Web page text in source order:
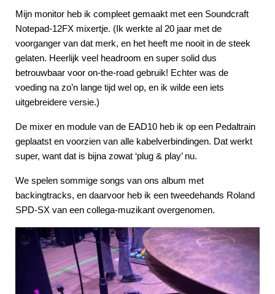
Mijn monitor heb ik compleet gemaakt met een Soundcraft
Notepad-12FX mixertje. (Ik werkte al 20 jaar met de
voorganger van dat merk, en het heeft me nooit in de steek
gelaten. Heerlijk veel headroom en super solid dus
betrouwbaar voor on-the-road gebruik! Echter was de
voeding na zo’n lange tijd wel op, en ik wilde een iets
uitgebreidere versie.)
De mixer en module van de EAD10 heb ik op een Pedaltrain
geplaatst en voorzien van alle kabelverbindingen. Dat werkt
super, want dat is bijna zowat ‘plug & play’ nu.
We spelen sommige songs van ons album met
backingtracks, en daarvoor heb ik een tweedehands Roland
SPD-SX van een collega-muzikant overgenomen.